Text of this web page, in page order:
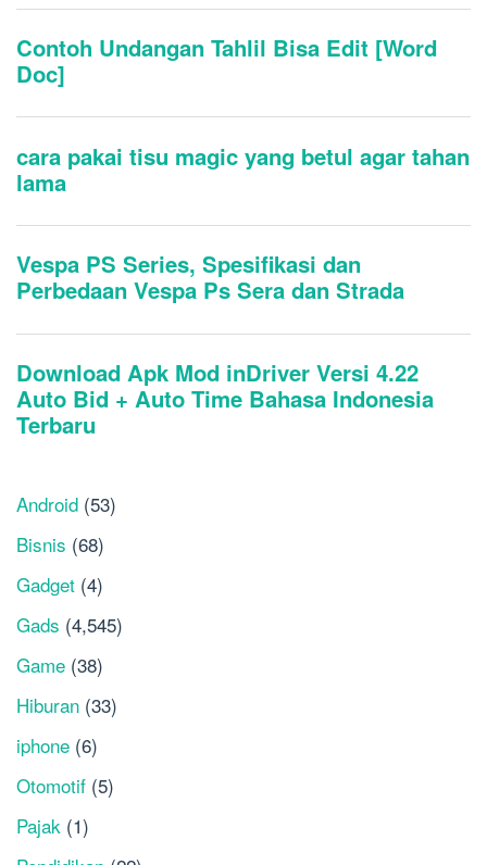
Android (53)
Bisnis (68)
Gadget (4)
Gads (4,545)
Game (38)
Hiburan (33)
iphone (6)
Otomotif (5)
Pajak (1)